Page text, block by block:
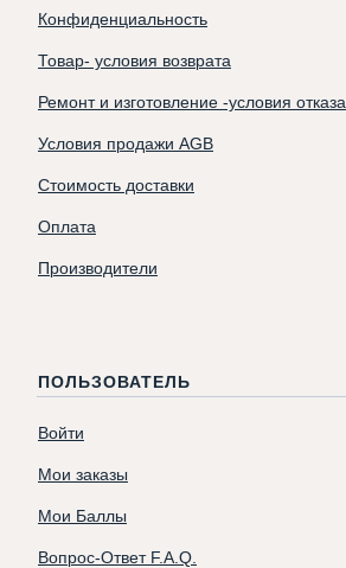
Конфиденциальность
Товар- условия возврата
Ремонт и изготовление -условия отказа
Условия продажи AGB
Стоимость доставки
Оплата
Производители
ПОЛЬЗОВАТЕЛЬ
Войти
Мои заказы
Мои Баллы
Вопрос-Ответ F.A.Q.